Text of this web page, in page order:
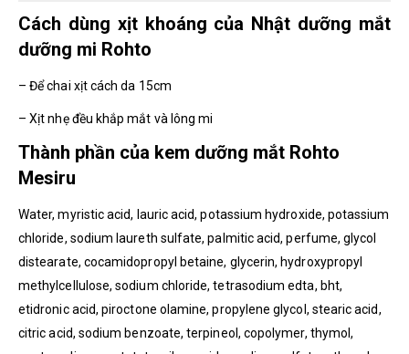
Cách dùng xịt khoáng của Nhật dưỡng mắt
dưỡng mi Rohto
– Để chai xịt cách da 15cm
– Xịt nhẹ đều khắp mắt và lông mi
Thành phần của kem dưỡng mắt Rohto
Mesiru
Water, myristic acid, lauric acid, potassium hydroxide, potassium
chloride, sodium laureth sulfate, palmitic acid, perfume, glycol
distearate, cocamidopropyl betaine, glycerin, hydroxypropyl
methylcellulose, sodium chloride, tetrasodium edta, bht,
etidronic acid, piroctone olamine, propylene glycol, stearic acid,
citric acid, sodium benzoate, terpineol, copolymer, thymol,